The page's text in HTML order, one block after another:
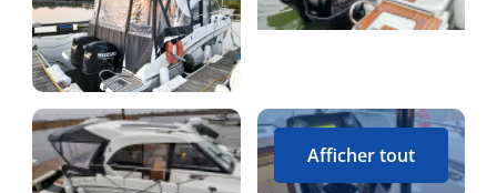
Afficher tout